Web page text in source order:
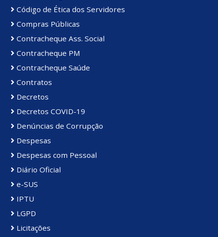
Código de Ética dos Servidores
Compras Públicas
Contracheque Ass. Social
Contracheque PM
Contracheque Saúde
Contratos
Decretos
Decretos COVID-19
Denúncias de Corrupção
Despesas
Despesas com Pessoal
Diário Oficial
e-SUS
IPTU
LGPD
Licitações